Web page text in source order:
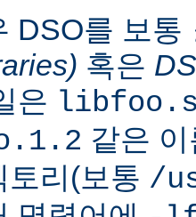
DSO를 보통
혹은
은
같은
토리(보통 /